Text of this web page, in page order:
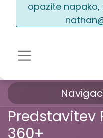
opazite
Predstavitev
360+